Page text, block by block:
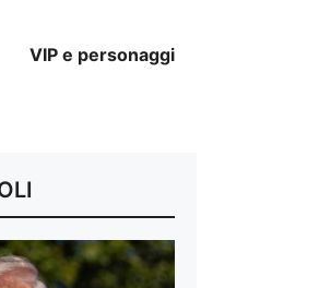
VIP e personaggi